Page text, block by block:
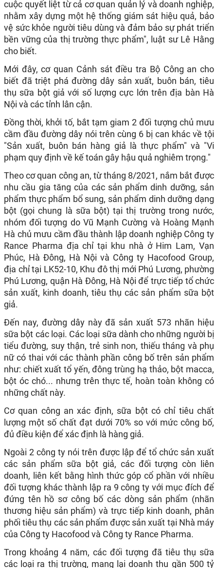
cuộc quyết liệt từ cả cơ quan quản lý và doanh nghiệp,
nhằm xây dựng một hệ thống giám sát hiệu quả, bảo
vệ sức khỏe người tiêu dùng và đảm bảo sự phát triển
bền vững của thị trường thực phẩm", luật sư Lê Hằng
cho biết.
Mới đây, cơ quan Cảnh sát điều tra Bộ Công an cho
biết đã triệt phá đường dây sản xuất, buôn bán, tiêu
thụ sữa bột giả với số lượng cực lớn trên địa bàn Hà
Nội và các tỉnh lân cận.
Đồng thời, khởi tố, bắt tạm giam 2 đối tượng chủ mưu
cầm đầu đường dây nói trên cùng 6 bị can khác về tội
"Sản xuất, buôn bán hàng giả là thực phẩm" và "Vi
phạm quy định về kế toán gây hậu quả nghiêm trọng."
Theo cơ quan công an, từ tháng 8/2021, nắm bắt được
nhu cầu gia tăng của các sản phẩm dinh dưỡng, sản
phẩm thực phẩm bổ sung, sản phẩm dinh dưỡng dạng
bột (gọi chung là sữa bột) tại thị trường trong nước,
nhóm đối tượng do Vũ Mạnh Cường và Hoàng Mạnh
Hà chủ mưu cầm đầu thành lập doanh nghiệp Công ty
Rance Pharma địa chỉ tại khu nhà ở Him Lam, Vạn
Phúc, Hà Đông, Hà Nội và Công ty Hacofood Group,
địa chỉ tại LK52-10, Khu đô thị mới Phú Lương, phường
Phú Lương, quận Hà Đông, Hà Nội để trực tiếp tổ chức
sản xuất, kinh doanh, tiêu thụ các sản phẩm sữa bột
giả.
Đến nay, đường dây này đã sản xuất 573 nhãn hiệu
sữa bột các loại. Các loại sữa dành cho những người bị
tiểu đường, suy thận, trẻ sinh non, thiếu tháng và phụ
nữ có thai với các thành phần công bố trên sản phẩm
như: chiết xuất tổ yến, đông trùng hạ thảo, bột macca,
bột óc chó... nhưng trên thực tế, hoàn toàn không có
những chất này.
Cơ quan công an xác định, sữa bột có chỉ tiêu chất
lượng một số chất đạt dưới 70% so với mức công bố,
đủ điều kiện để xác định là hàng giả.
Ngoài 2 công ty nói trên được lập để tổ chức sản xuất
các sản phẩm sữa bột giả, các đối tượng còn liên
doanh, liên kết bằng hình thức góp cổ phần với nhiều
đối tượng khác thành lập ra 9 công ty với mục đích để
đứng tên hồ sơ công bố các dòng sản phẩm (nhãn
thương hiệu sản phẩm) và trực tiếp kinh doanh, phân
phối tiêu thụ các sản phẩm được sản xuất tại Nhà máy
của Công ty Hacofood và Công ty Rance Pharma.
Trong khoảng 4 năm, các đối tượng đã tiêu thụ sữa
các loại ra thị trường, mang lại doanh thu gần 500 tỷ